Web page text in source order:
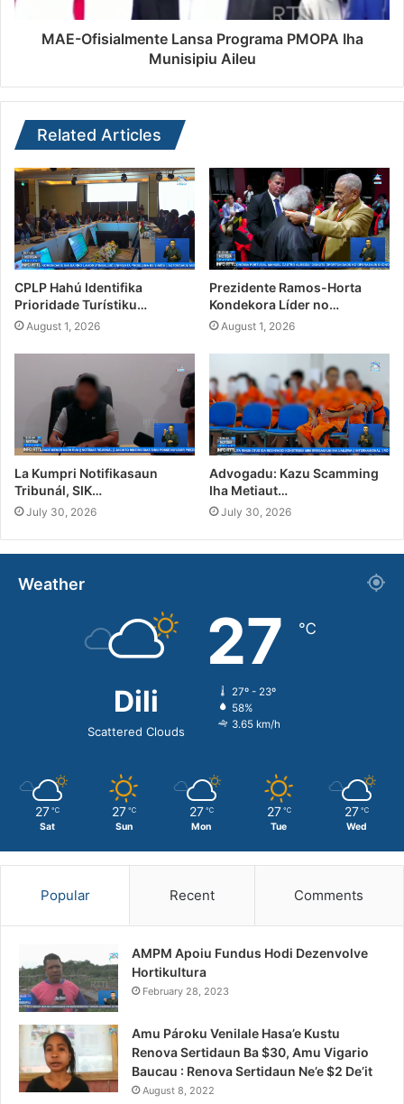
MAE-Ofisialmente Lansa Programa PMOPA Iha
Munisipiu Aileu
Related Articles
CPLP Hahú Identifika
Prioridade Turístiku…
August 1, 2026
Prezidente Ramos-Horta
Kondekora Líder no…
August 1, 2026
La Kumpri Notifikasaun
Tribunál, SIK…
July 30, 2026
Advogadu: Kazu Scamming
Iha Metiaut…
July 30, 2026
Weather
Dili
Scattered Clouds
27 ℃
27º - 23º
58%
3.65 km/h
27 ℃
Sat
27 ℃
Sun
27 ℃
Mon
27 ℃
Tue
27 ℃
Wed
Popular Recent Comments
AMPM Apoiu Fundus Hodi Dezenvolve
Hortikultura
February 28, 2023
Amu Pároku Venilale Hasa’e Kustu
Renova Sertidaun Ba $30, Amu Vigario
Baucau : Renova Sertidaun Ne’e $2 De’it
August 8, 2022